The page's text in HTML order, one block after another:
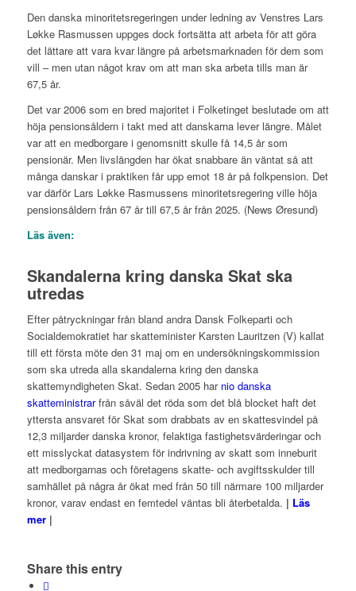
Den danska minoritetsregeringen under ledning av Venstres Lars
Løkke Rasmussen uppges dock fortsätta att arbeta för att göra
det lättare att vara kvar längre på arbetsmarknaden för dem som
vill – men utan något krav om att man ska arbeta tills man är
67,5 år.
Det var 2006 som en bred majoritet i Folketinget beslutade om att
höja pensionsåldern i takt med att danskarna lever längre. Målet
var att en medborgare i genomsnitt skulle få 14,5 år som
pensionär. Men livslängden har ökat snabbare än väntat så att
många danskar i praktiken får upp emot 18 år på folkpension. Det
var därför Lars Løkke Rasmussens minoritetsregering ville höja
pensionsåldern från 67 år till 67,5 år från 2025. (News Øresund)
Läs även:
Skandalerna kring danska Skat ska
utredas
Efter påtryckningar från bland andra Dansk Folkeparti och
Socialdemokratiet har skatteminister Karsten Lauritzen (V) kallat
till ett första möte den 31 maj om en undersökningskommission
som ska utreda alla skandalerna kring den danska
skattemyndigheten Skat. Sedan 2005 har nio danska
skatteministrarfrån såväl det röda som det blå blocket haft det
yttersta ansvaret för Skat som drabbats av en skattesvindel på
12,3 miljarder danska kronor, felaktiga fastighetsvärderingar och
ett misslyckat datasystem för indrivning av skatt som inneburit
att medborgarnas och företagens skatte- och avgiftsskulder till
samhället på några år ökat med från 50 till närmare 100 miljarder
kronor, varav endast en femtedel väntas bli återbetalda. | Läs
mer|
Share this entry